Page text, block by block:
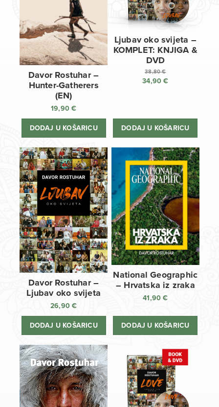
Davor Rostuhar –
Hunter-Gatherers
(EN)
19,90€
DODAJ U KOŠARICU
Ljubav oko svijeta –
KOMPLET: KNJIGA &
DVD
38,80€
Izvorna
38,80 €.
34,90€
34,90 €.
DODAJ U KOŠARICU
Davor Rostuhar –
Ljubav oko svijeta
26,90€
DODAJ U KOŠARICU
National Geographic
– Hrvatska iz zraka
41,90€
DODAJ U KOŠARICU